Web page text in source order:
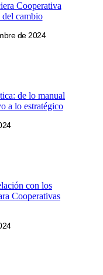
Cooperativa
cambio
de 2024
de lo manual
a lo estratégico
con los
Cooperativas